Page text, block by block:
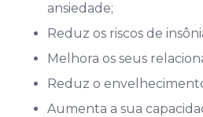
ansiedade;
Reduz os riscos de
Melhora os seus
Reduz o
Aumenta a sua